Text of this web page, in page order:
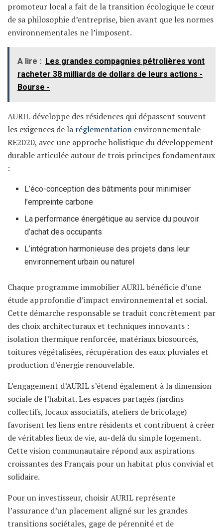
promoteur local a fait de la transition écologique le cœur
de sa philosophie d’entreprise, bien avant que les normes
environnementales ne l’imposent.
A lire : Les grandes compagnies pétrolières vont
racheter 38 milliards de dollars de leurs actions -
Bourse -
AURIL développe des résidences qui dépassent souvent
les exigences de la réglementation environnementale
RE2020, avec une approche holistique du développement
durable articulée autour de trois principes fondamentaux
:
L’éco-conception des bâtiments pour minimiser
l’empreinte carbone
La performance énergétique au service du pouvoir
d’achat des occupants
L’intégration harmonieuse des projets dans leur
environnement urbain ou naturel
Chaque programme immobilier AURIL bénéficie d’une
étude approfondie d’impact environnemental et social.
Cette démarche responsable se traduit concrètement par
des choix architecturaux et techniques innovants :
isolation thermique renforcée, matériaux biosourcés,
toitures végétalisées, récupération des eaux pluviales et
production d’énergie renouvelable.
L’engagement d’AURIL s’étend également à la dimension
sociale de l’habitat. Les espaces partagés (jardins
collectifs, locaux associatifs, ateliers de bricolage)
favorisent les liens entre résidents et contribuent à créer
de véritables lieux de vie, au-delà du simple logement.
Cette vision communautaire répond aux aspirations
croissantes des Français pour un habitat plus convivial et
solidaire.
Pour un investisseur, choisir AURIL représente
l’assurance d’un placement aligné sur les grandes
transitions sociétales, gage de pérennité et de